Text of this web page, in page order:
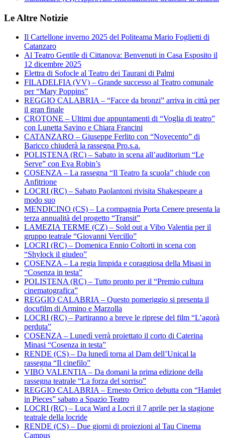
Le Altre Notizie
Il Cartellone inverno 2025 del Politeama Mario Foglietti di
Catanzaro
Al Teatro Gentile di Cittanova: Benvenuti in Casa Esposito il
12 dicembre 2025
Elettra di Sofocle al Teatro dei Taurani di Palmi
FILADELFIA (VV) – Grande successo al Teatro comunale
per “Mary Poppins”
REGGIO CALABRIA – “Facce da bronzi” arriva in città per
il gran finale
CROTONE – Ultimi due appuntamenti di “Voglia di teatro”
con Lunetta Savino e Chiara Francini
CATANZARO – Giuseppe Ferlito con “Novecento” di
Baricco chiuderà la rassegna Pro.s.a.
POLISTENA (RC) – Sabato in scena all’auditorium “Le
Serve” con Eva Robin’s
COSENZA – La rassegna “Il Teatro fa scuola” chiude con
Anfitrione
LOCRI (RC) – Sabato Paolantoni rivisita Shakespeare a
modo suo
MENDICINO (CS) – La compagnia Porta Cenere presenta la
terza annualità del progetto “Transit”
LAMEZIA TERME (CZ) – Sold out a Vibo Valentia per il
gruppo teatrale “Giovanni Vercillo”
LOCRI (RC) – Domenica Ennio Coltorti in scena con
“Shylock il giudeo”
COSENZA – La regia limpida e coraggiosa della Misasi in
“Cosenza in testa”
POLISTENA (RC) – Tutto pronto per il “Premio cultura
cinematografica”
REGGIO CALABRIA – Questo pomeriggio si presenta il
docufilm di Armino e Marzolla
LOCRI (RC) – Partiranno a breve le riprese del film “L’agorà
perduta”
COSENZA – Lunedì verrà proiettato il corto di Caterina
Minasi “Cosenza in testa”
RENDE (CS) – Da lunedì torna al Dam dell’Unical la
rassegna “Il cinefilo”
VIBO VALENTIA – Da domani la prima edizione della
rassegna teatrale “La forza del sorriso”
REGGIO CALABRIA – Ernesto Orrico debutta con “Hamlet
in Pieces” sabato a Spazio Teatro
LOCRI (RC) – Luca Ward a Locri il 7 aprile per la stagione
teatrale della locride
RENDE (CS) – Due giorni di proiezioni al Tau Cinema
Campus